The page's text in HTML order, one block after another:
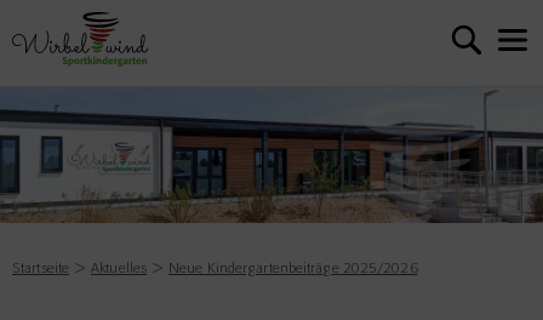
Startseite Aktuelles Neue Kindergartenbeiträge 2025/2026